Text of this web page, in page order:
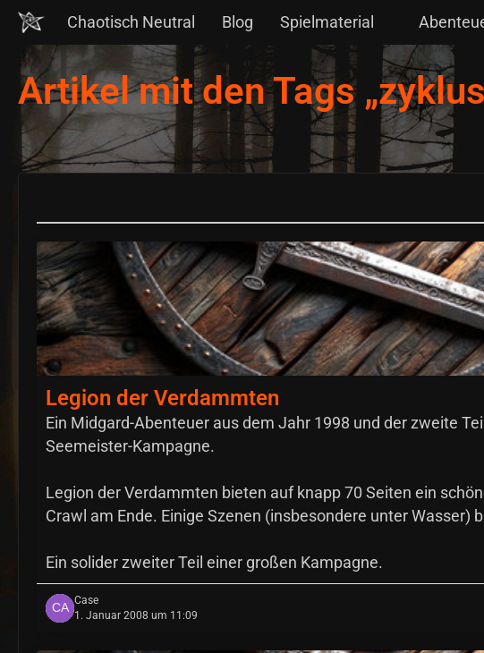
Chaotisch Neutral Blog Spielmaterial
Artikel mit den Tags
Legion der Verdammten
Ein Midgard-Abenteuer aus dem Jahr 1998 und der zweite
Seemeister-Kampagne.
Legion der Verdammten bieten auf knapp 70 Seiten ein
Crawl am Ende. Einige Szenen (insbesondere unter Wasser)
Ein solider zweiter Teil einer großen Kampagne.
Case
1. Januar 2008 um 11:09